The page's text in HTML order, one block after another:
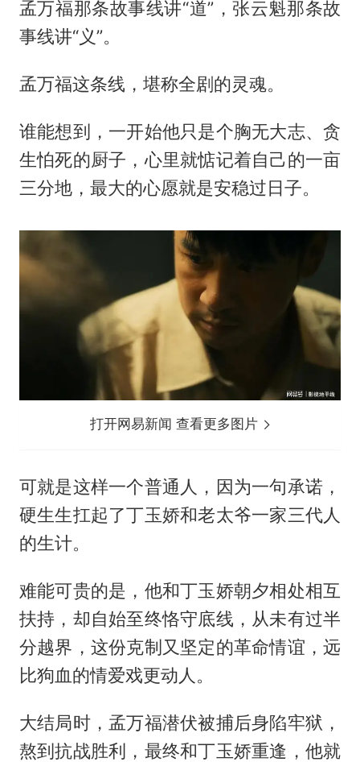
孟万福那条故事线讲“道”，张云魁那条故
事线讲“义”。
孟万福这条线，堪称全剧的灵魂。
谁能想到，一开始他只是个胸无大志、贪
生怕死的厨子，心里就惦记着自己的一亩
三分地，最大的心愿就是安稳过日子。
打开网易新闻 查看更多图片
可就是这样一个普通人，因为一句承诺，
硬生生扛起了丁玉娇和老太爷一家三代人
的生计。
难能可贵的是，他和丁玉娇朝夕相处相互
扶持，却自始至终恪守底线，从未有过半
分越界，这份克制又坚定的革命情谊，远
比狗血的情爱戏更动人。
大结局时，孟万福潜伏被捕后身陷牢狱，
熬到抗战胜利，最终和丁玉娇重逢，他就